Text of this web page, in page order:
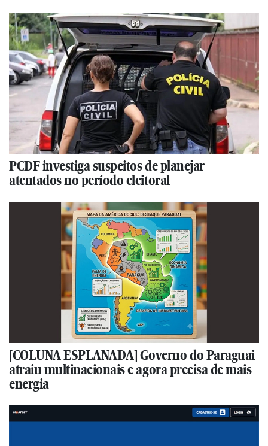
PCDF investiga suspeitos de planejar
atentados no período eleitoral
[COLUNA ESPLANADA] Governo do Paraguai
atraiu multinacionais e agora precisa de mais
energia